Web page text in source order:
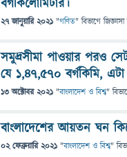
বর্গকিলোমিটার।
27 জানুয়ারি 2021 "গণিত" বিভাগে জিজ্ঞাসা
সমুদ্রসীমা পাওয়ার পরও
যে ১,৪৭,৫৭০ বর্গকিমি,
13 অক্টোবর 2021 "বাংলাদেশ ও বিশ্ব"
বাংলাদেশের আয়তন ঘন
02 ফেব্রুয়ারি 2021 "বাংলাদেশ ও বিশ্ব"